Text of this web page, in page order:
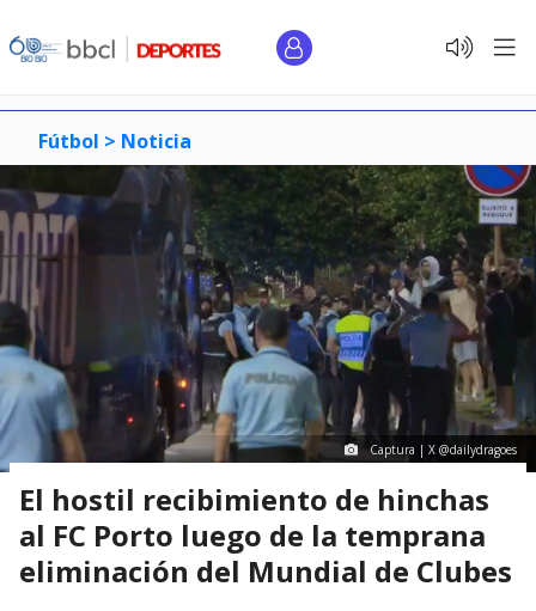
Fútbol > Noticia
Captura | X @dailydragoes
El hostil recibimiento de hinchas
al FC Porto luego de la temprana
eliminación del Mundial de Clubes